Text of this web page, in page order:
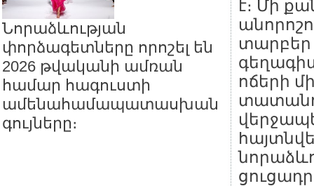
Նորաձևության
փորձագետները որոշել են
2026 թվականի ամռան
համար հագուստի
ամենահամապատասխան
գույները։
է։ Մի
տարբեր
ոճերի